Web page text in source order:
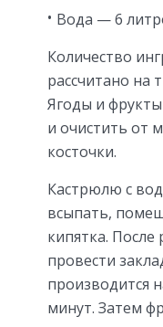
Вода — 6
Количество
рассчитано на
Ягоды и
и очистить от
косточки.
Кастрюлю с
всыпать,
кипятка. После
провести
производится
минут. Затем